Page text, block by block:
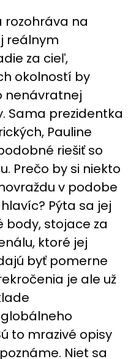
rozohráva na
reálnym
za cieľ,
okolností by
nenávratnej
Sama prezidentka
Pauline
riešiť so
Prečo by si niekto
v podobe
Pýta sa jej
body, stojace za
ktoré jej
byť pomerne
je ale už
to mrazivé opisy
Niet sa